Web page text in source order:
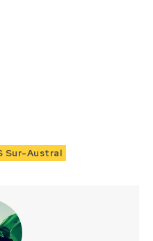
Sur-Austral